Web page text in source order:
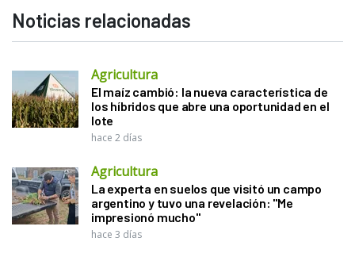
Noticias relacionadas
Agricultura
El maíz cambió: la nueva característica de
los híbridos que abre una oportunidad en el
lote
hace 2 días
Agricultura
La experta en suelos que visitó un campo
argentino y tuvo una revelación: "Me
impresionó mucho"
hace 3 días